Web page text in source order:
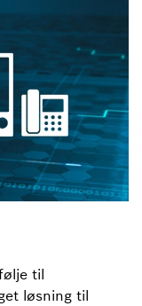
til
løsning til